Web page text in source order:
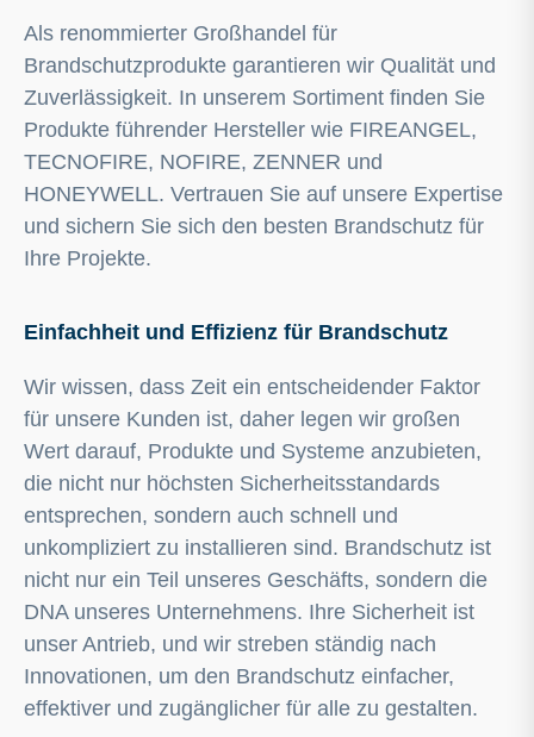
Als renommierter Großhandel für
Brandschutzprodukte garantieren wir Qualität und
Zuverlässigkeit. In unserem Sortiment finden Sie
Produkte führender Hersteller wie FIREANGEL,
TECNOFIRE, NOFIRE, ZENNER und
HONEYWELL. Vertrauen Sie auf unsere Expertise
und sichern Sie sich den besten Brandschutz für
Ihre Projekte.
Einfachheit und Effizienz für Brandschutz
Wir wissen, dass Zeit ein entscheidender Faktor
für unsere Kunden ist, daher legen wir großen
Wert darauf, Produkte und Systeme anzubieten,
die nicht nur höchsten Sicherheitsstandards
entsprechen, sondern auch schnell und
unkompliziert zu installieren sind. Brandschutz ist
nicht nur ein Teil unseres Geschäfts, sondern die
DNA unseres Unternehmens. Ihre Sicherheit ist
unser Antrieb, und wir streben ständig nach
Innovationen, um den Brandschutz einfacher,
effektiver und zugänglicher für alle zu gestalten.